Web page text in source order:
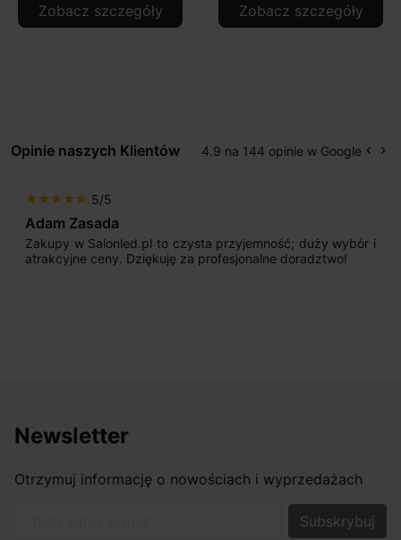
Zobacz szczegóły Zobacz szczegóły
Opinie naszych Klientów 4.9 na 144 opinie w Google keyboard_arrow_left keyboard_arrow_right
star star star star star 5/5
Adam Zasada
Zakupy w Salonled.pl to czysta przyjemność; duży wybór i
atrakcyjne ceny. Dziękuję za profesjonalne doradztwo!
Newsletter
Otrzymuj informację o nowościach i wyprzedażach